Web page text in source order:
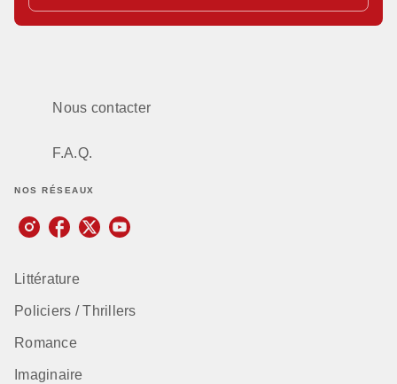
Nous contacter
F.A.Q.
NOS RÉSEAUX
Littérature
Policiers / Thrillers
Romance
Imaginaire